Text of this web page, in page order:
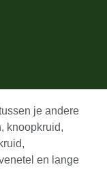
je andere
knoopkruid,
en lange